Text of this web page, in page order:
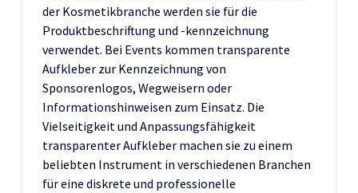
der Kosmetikbranche werden sie für die
Produktbeschriftung und -kennzeichnung
verwendet. Bei Events kommen transparente
Aufkleber zur Kennzeichnung von
Sponsorenlogos, Wegweisern oder
Informationshinweisen zum Einsatz. Die
Vielseitigkeit und Anpassungsfähigkeit
transparenter Aufkleber machen sie zu einem
beliebten Instrument in verschiedenen Branchen
für eine diskrete und professionelle